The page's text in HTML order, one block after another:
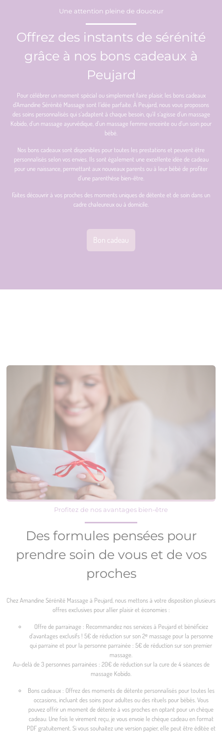
Une attention pleine de douceur
Offrez des instants de sérénité
grâce à nos bons cadeaux à
Peujard
Pour célébrer un moment spécial ou simplement faire plaisir, les bons cadeaux
d’Amandine Sérénité Massage sont l’idée parfaite. À Peujard, nous vous proposons
des soins personnalisés qui s’adaptent à chaque besoin, qu’il s’agisse d’un massage
Kobido, d’un massage ayurvédique, d’un massage femme enceinte ou d’un soin pour
bébé.
Nos bons cadeaux sont disponibles pour toutes les prestations et peuvent être
personnalisés selon vos envies. Ils sont également une excellente idée de cadeau
pour une naissance, permettant aux nouveaux parents ou à leur bébé de profiter
d’une parenthèse bien-être.
Faites découvrir à vos proches des moments uniques de détente et de soin dans un
cadre chaleureux ou à domicile.
Bon cadeau
Profitez de nos avantages bien-être
Des formules pensées pour
prendre soin de vous et de vos
proches
Chez Amandine Sérénité Massage à Peujard, nous mettons à votre disposition plusieurs
offres exclusives pour allier plaisir et économies :
Offre de parrainage : Recommandez nos services à Peujard et bénéficiez
d’avantages exclusifs ! 5€ de réduction sur son 2ᵉ massage pour la personne
qui parraine et pour la personne parrainée : 5€ de réduction sur son premier
massage.
Au-delà de 3 personnes parrainées : 20€ de réduction sur la cure de 4 séances de
massage Kobido.
Bons cadeaux : Offrez des moments de détente personnalisés pour toutes les
occasions, incluant des soins pour adultes ou des rituels pour bébés. Vous
pouvez offrir un moment de détente à vos proches en optant pour un chèque
cadeau. Une fois le virement reçu, je vous envoie le chèque cadeau en format
PDF gratuitement. Si vous souhaitez une version papier, elle peut être éditée et